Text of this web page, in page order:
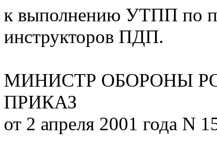
к выполнению УТПП по
инструкторов ПДП.
МИНИСТР ОБОРОНЫ
ПРИКАЗ
от 2 апреля 2001 года N